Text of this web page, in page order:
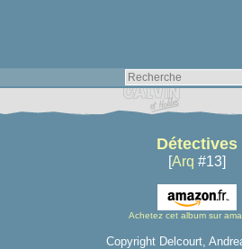
Détectives
[Arq #13]
Achetez cet album sur
Copyright Delcourt,